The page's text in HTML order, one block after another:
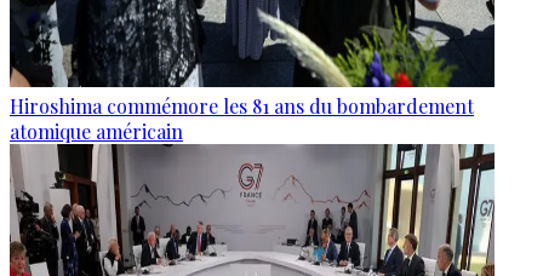
Hiroshima commémore les 81 ans du bombardement
atomique américain